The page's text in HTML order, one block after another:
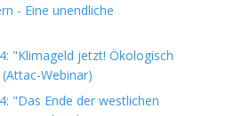
- Eine unendliche
"Klimageld jetzt! Ökologisch
Webinar)
"Das Ende der westlichen